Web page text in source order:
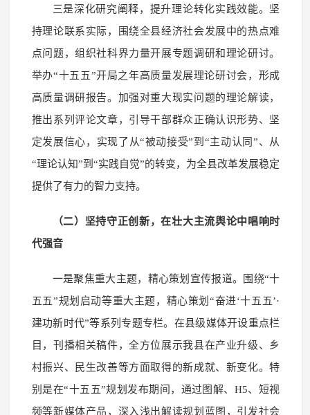
三是深化研究阐释，提升理论转化实践效能。坚
持理论联系实际，围绕全县经济社会发展中的热点难
点问题，组织社科界力量开展专题调研和理论研讨。
举办“十五五”开局之年高质量发展理论研讨会，形成
高质量调研报告。加强对重大现实问题的理论解读，
推出系列评论文章，引导干部群众正确认识形势、坚
定发展信心，实现了从“被动接受”到“主动认同”、从
“理论认知”到“实践自觉”的转变，为全县改革发展稳定
提供了有力的智力支持。
（二）坚持守正创新，在壮大主流舆论中唱响时
代强音
一是聚焦重大主题，精心策划宣传报道。围绕“十
五五”规划启动等重大主题，精心策划“奋进‘十五五’·
建功新时代”等系列专题专栏。在县级媒体开设重点栏
目，刊播相关稿件，全方位展示我县在产业升级、乡
村振兴、民生改善等方面取得的新成就、新变化。特
别是在“十五五”规划发布期间，通过图解、H5、短视
频等新媒体产品，深入浅出解读规划蓝图，引发社会